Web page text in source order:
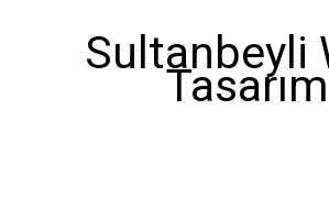
Sultanbeyli
Tasarım